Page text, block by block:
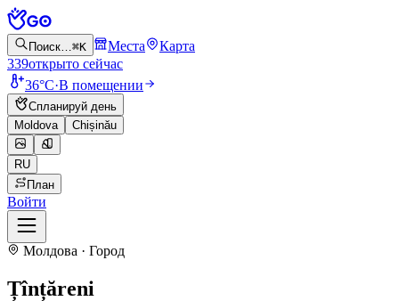
Поиск…⌘K Места
Карта
339открыто сейчас
36°C·В помещении
Спланируй день
Moldova
Chișinău
RU
План
Войти
Молдова · Город
Țînțăreni